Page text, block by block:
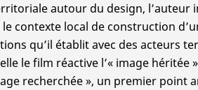
autour du design, l’auteur
contexte local de construction
qu’il établit avec des acteurs
le film réactive l’« image
recherchée », un premier point